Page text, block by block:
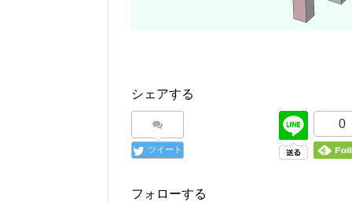
シェアする
ツイート
0
フォローする